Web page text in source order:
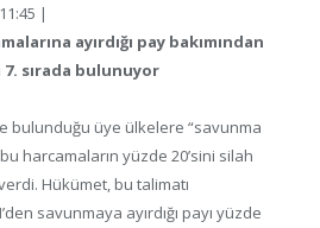
|
ayırdığı pay bakımından
sırada bulunuyor
bulunduğu üye ülkelere “savunma
bu harcamaların yüzde 20’sini silah
verdi. Hükümet, bu talimatı
savunmaya ayırdığı payı yüzde